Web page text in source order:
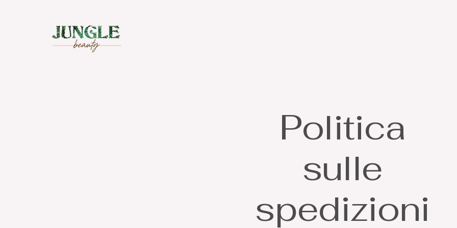
Politica
sulle
spedizioni